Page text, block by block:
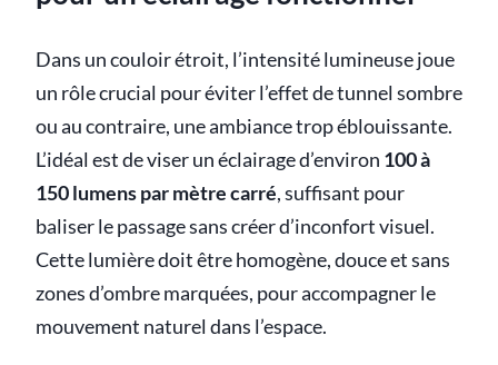
Dans un couloir étroit, l’intensité lumineuse joue
un rôle crucial pour éviter l’effet de tunnel sombre
ou au contraire, une ambiance trop éblouissante.
L’idéal est de viser un éclairage d’environ 100 à
150 lumens par mètre carré, suffisant pour
baliser le passage sans créer d’inconfort visuel.
Cette lumière doit être homogène, douce et sans
zones d’ombre marquées, pour accompagner le
mouvement naturel dans l’espace.